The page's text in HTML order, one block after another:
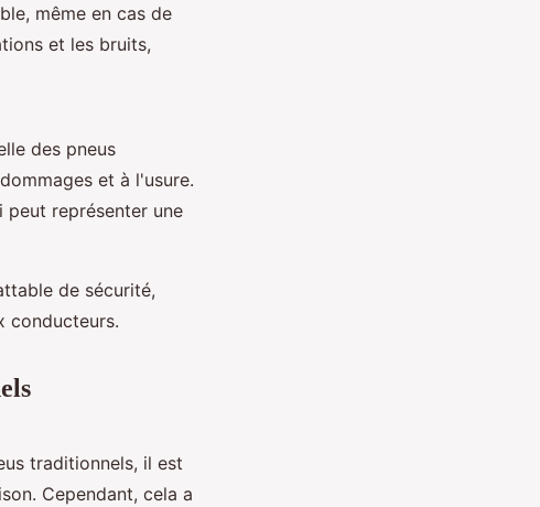
même en cas de
et les bruits,
des pneus
et à l'usure.
peut représenter une
de sécurité,
conducteurs.
traditionnels, il est
Cependant, cela a